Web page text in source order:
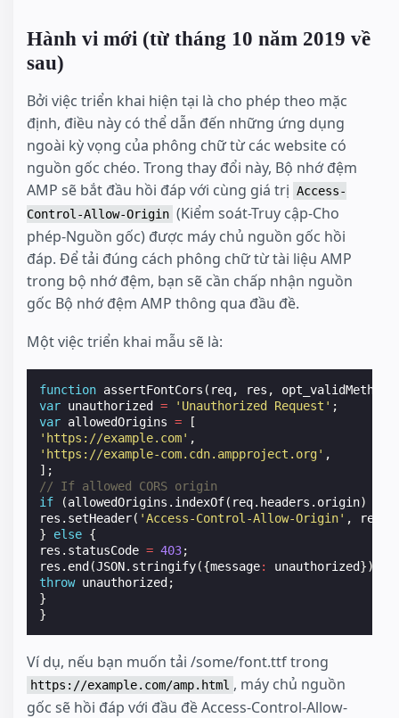
Hành vi mới (từ tháng 10 năm 2019 về
sau)
Bởi việc triển khai hiện tại là cho phép theo mặc
định, điều này có thể dẫn đến những ứng dụng
ngoài kỳ vọng của phông chữ từ các website có
nguồn gốc chéo. Trong thay đổi này, Bộ nhớ đệm
AMP sẽ bắt đầu hồi đáp với cùng giá trị Access-
Control-Allow-Origin (Kiểm soát-Truy cập-Cho
phép-Nguồn gốc) được máy chủ nguồn gốc hồi
đáp. Để tải đúng cách phông chữ từ tài liệu AMP
trong bộ nhớ đệm, bạn sẽ cần chấp nhận nguồn
gốc Bộ nhớ đệm AMP thông qua đầu đề.
Một việc triển khai mẫu sẽ là:
function assertFontCors ( req, res , opt_validMethods
var unauthorized = 'Unauthorized Request' ;
var allowedOrigins =
[
'https://example.com' ,
'https://example-com.cdn.ampproject.org' ,
];
// If allowed CORS origin
if
(allowedOrigins . indexOf( req. headers . origin)
res . setHeader( 'Access-Control-Allow-Origin' , req
}
else {
res . statusCode = 403;
res . end (JSON. stringify({message: unauthorized}));
throw unauthorized ;
}
}
Ví dụ, nếu bạn muốn tải /some/font.ttf trong
https://example.com/amp.html , máy chủ nguồn
gốc sẽ hồi đáp với đầu đề Access-Control-Allow-